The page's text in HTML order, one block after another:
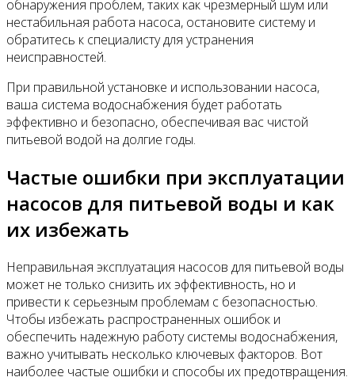
обнаружения проблем, таких как чрезмерный шум или
нестабильная работа насоса, остановите систему и
обратитесь к специалисту для устранения
неисправностей.
При правильной установке и использовании насоса,
ваша система водоснабжения будет работать
эффективно и безопасно, обеспечивая вас чистой
питьевой водой на долгие годы.
Частые ошибки при эксплуатации
насосов для питьевой воды и как
их избежать
Неправильная эксплуатация насосов для питьевой воды
может не только снизить их эффективность, но и
привести к серьезным проблемам с безопасностью.
Чтобы избежать распространенных ошибок и
обеспечить надежную работу системы водоснабжения,
важно учитывать несколько ключевых факторов. Вот
наиболее частые ошибки и способы их предотвращения.